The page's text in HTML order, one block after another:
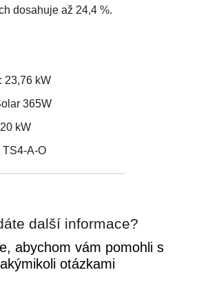
dosahuje až 24,4 %.
23,76 kW
365W
kW
TS4-A-O
další informace?
abychom vám pomohli s
otázkami